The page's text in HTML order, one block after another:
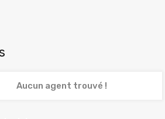
Aucun agent trouvé !